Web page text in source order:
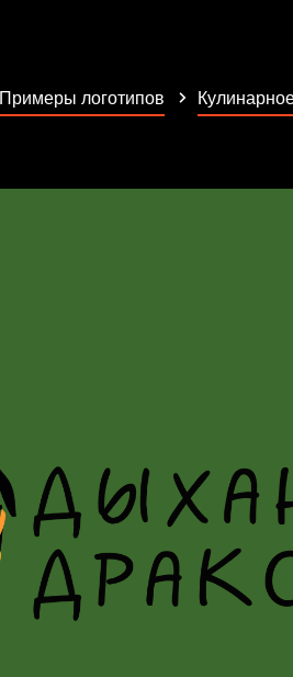
Примеры логотипов